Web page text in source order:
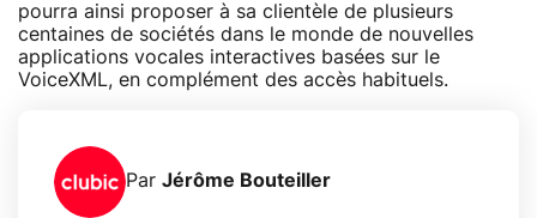
pourra ainsi proposer à sa clientèle de plusieurs
centaines de sociétés dans le monde de nouvelles
applications vocales interactives basées sur le
VoiceXML, en complément des accès habituels.
Par Jérôme Bouteiller